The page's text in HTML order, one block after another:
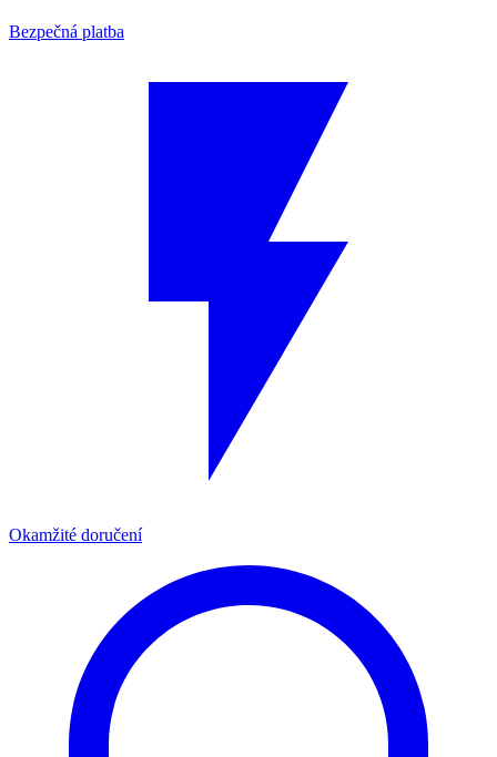
Bezpečná platba
Okamžité doručení